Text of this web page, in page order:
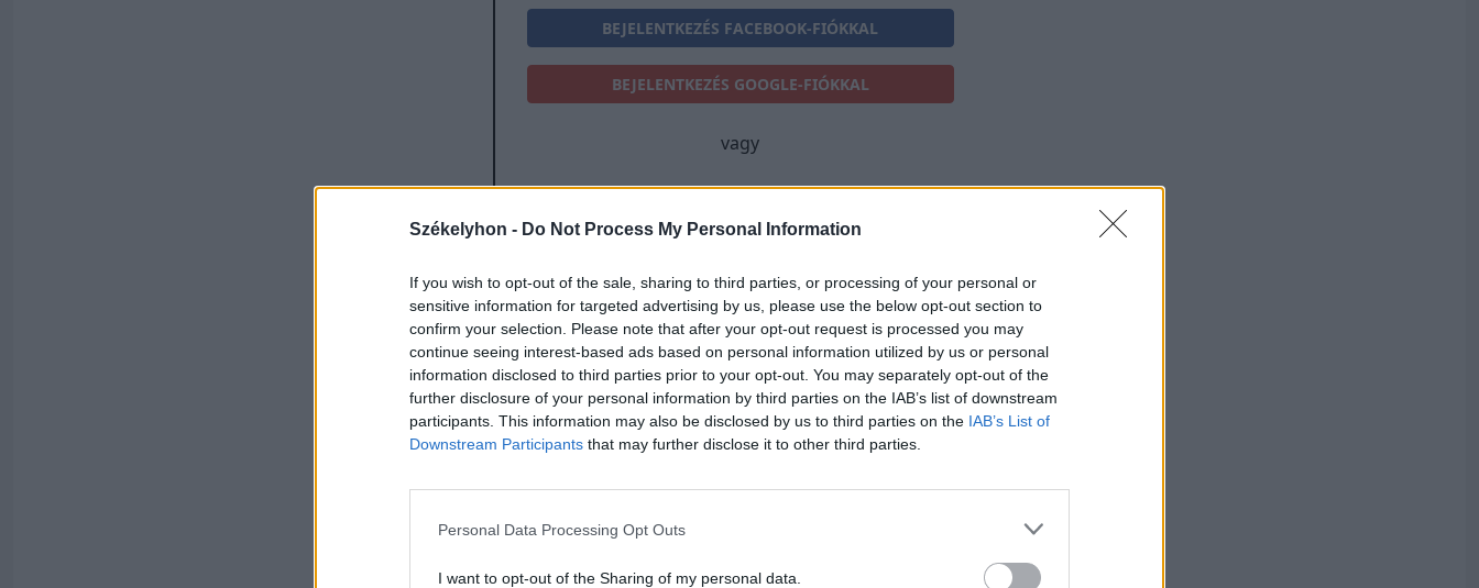
Székelyhon - Do Not Process My Personal Information
If you wish to opt-out of the sale, sharing to third parties, or processing of your personal or
sensitive information for targeted advertising by us, please use the below opt-out section to
confirm your selection. Please note that after your opt-out request is processed you may
continue seeing interest-based ads based on personal information utilized by us or personal
information disclosed to third parties prior to your opt-out. You may separately opt-out of the
further disclosure of your personal information by third parties on the IAB’s list of downstream
participants. This information may also be disclosed by us to third parties on the IAB’s List of
Downstream Participants that may further disclose it to other third parties.
Personal Data Processing Opt Outs
I want to opt-out of the Sharing of my personal data.
BEJELENTKEZÉS FACEBOOK-FIÓKKAL
BEJELENTKEZÉS GOOGLE-FIÓKKAL
vagy
E-mail-cím
Jelszó
Elfelejtette a jelszavát?
BEJELENTKEZÉS